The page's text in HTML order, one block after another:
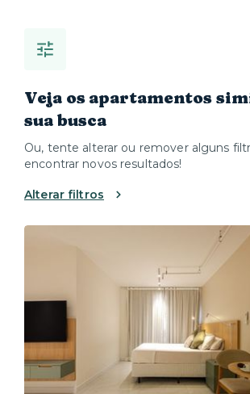
Veja os apartamentos
sua busca
Ou, tente alterar ou remover alguns
encontrar novos resultados!
Alterar filtros